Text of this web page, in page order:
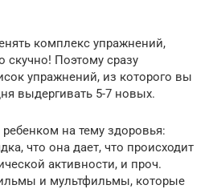
комплекс упражнений,
скучно! Поэтому сразу
упражнений, из которого вы
выдергивать 5-7 новых.
на тему здоровья:
что она дает, что происходит
активности, и проч.
и мультфильмы, которые